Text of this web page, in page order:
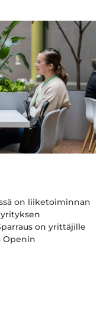
on liiketoiminnan
on yrittäjille
Openin